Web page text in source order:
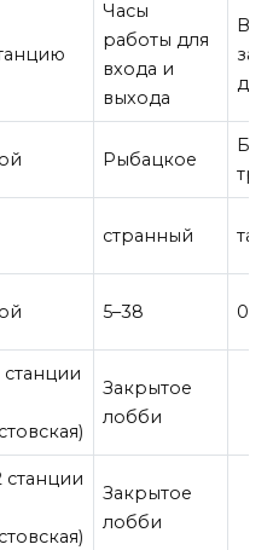
Часы
работы для
входа и
выхода
Рыбацкое
Бег
странный
5–38 0-
Закрытое
лобби
станции
Закрытое
лобби